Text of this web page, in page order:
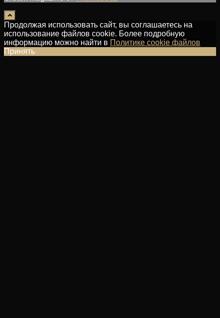
Продолжая использовать сайт, вы соглашаетесь на
использование файлов cookie. Более подробную
информацию можно найти в Политике cookie файлов
Принять